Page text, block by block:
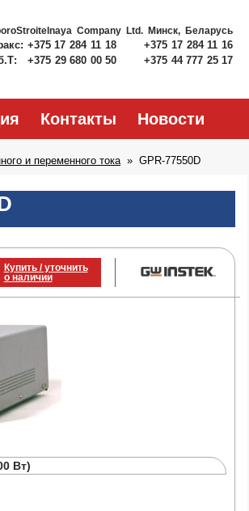
Company Ltd. Минск, Беларусь
+375 17 284 11 18
+375 17 284 11 16
+375 29 680 00 50 +375 44 777 25 17
Контакты Новости
и переменного тока GPR-77550D
Купить / уточнить
о наличии
Вт)